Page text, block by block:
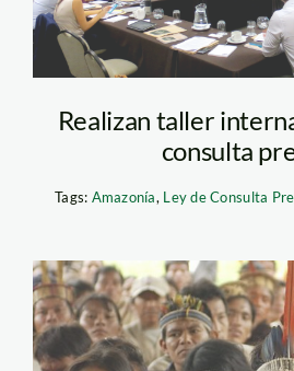
Realizan taller
consulta
Tags: Amazonía, Ley de Consulta
563_01